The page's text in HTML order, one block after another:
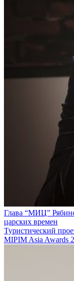
Глава “МИЦ”
царских времен
Туристический
MIPIM Asia Awards